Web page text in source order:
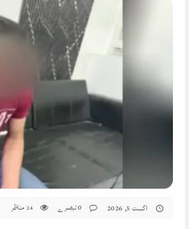
اگست 5, 2026 24 مناظر